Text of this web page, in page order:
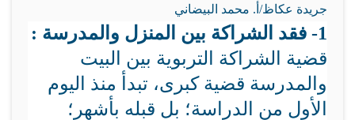
جريدة عكاظ/أ. محمد البيضاني
1- فقد الشراكة بين المنزل والمدرسة :
قضية الشراكة التربوية بين البيت
والمدرسة قضية كبرى، تبدأ منذ اليوم
الأول من الدراسة؛ بل قبله بأشهر؛